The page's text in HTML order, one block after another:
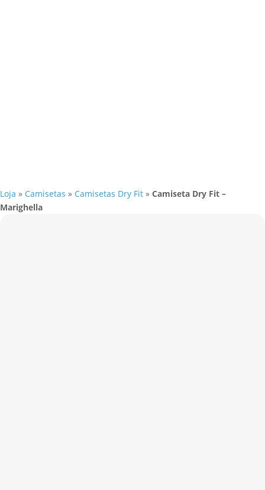
Loja » Camisetas » Camisetas Dry Fit » Camiseta Dry Fit –
Marighella